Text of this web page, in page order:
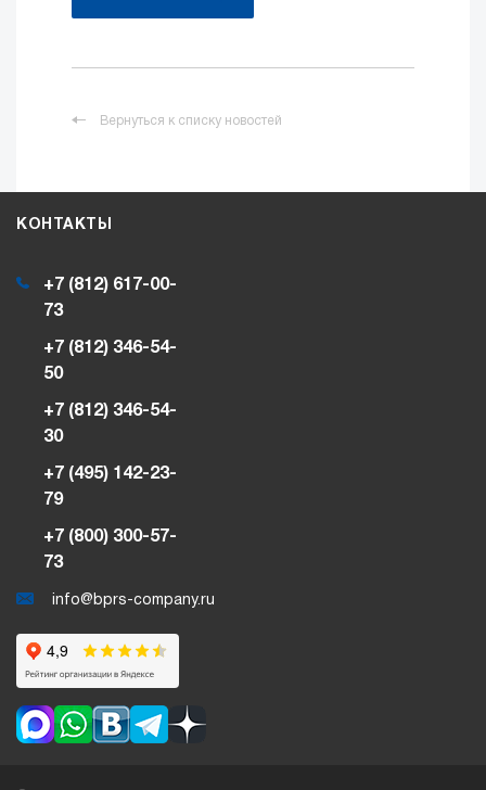
Вернуться к списку новостей
КОНТАКТЫ
+7 (812) 617-00-
73
+7 (812) 346-54-
50
+7 (812) 346-54-
30
+7 (495) 142-23-
79
+7 (800) 300-57-
73
info@bprs-company.ru